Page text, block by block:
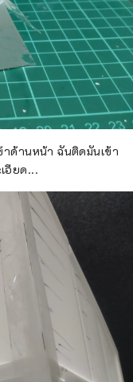
าด้านหน้า ฉันติดมันเข้า
อียด...